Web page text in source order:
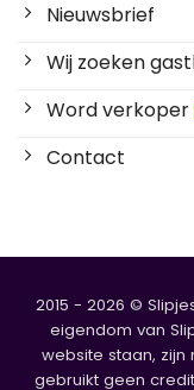
Nieuwsbrief
Wij zoeken
Word verkoper
Contact
2015 - 2026 ©
eigendom van
website staan, zijn
gebruikt geen